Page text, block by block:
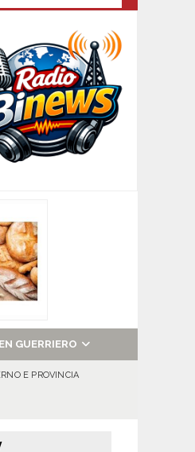
GUERRIERO
E PROVINCIA